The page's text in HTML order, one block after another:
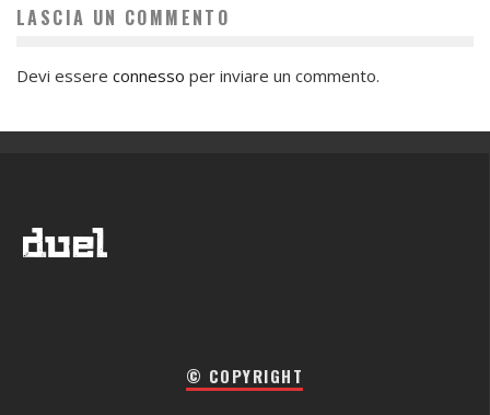
LASCIA UN COMMENTO
Devi essere connesso per inviare un commento.
© COPYRIGHT